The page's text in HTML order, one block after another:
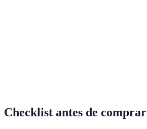
Checklist antes de comprar